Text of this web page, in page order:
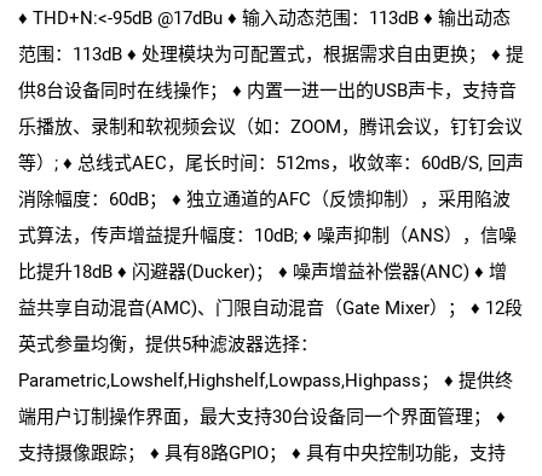
♦ THD+N:<-95dB @17dBu ♦ 输入动态范围：113dB ♦ 输出动态
范围：113dB ♦ 处理模块为可配置式，根据需求自由更换； ♦ 提
供8台设备同时在线操作； ♦ 内置一进一出的USB声卡，支持音
乐播放、录制和软视频会议（如：ZOOM，腾讯会议，钉钉会议
等）; ♦ 总线式AEC，尾长时间：512ms，收敛率：60dB/S, 回声
消除幅度：60dB； ♦ 独立通道的AFC（反馈抑制），采用陷波
式算法，传声增益提升幅度：10dB; ♦ 噪声抑制（ANS），信噪
比提升18dB ♦ 闪避器(Ducker)； ♦ 噪声增益补偿器(ANC) ♦ 增
益共享自动混音(AMC)、门限自动混音（Gate Mixer）； ♦ 12段
英式参量均衡，提供5种滤波器选择：
Parametric,Lowshelf,Highshelf,Lowpass,Highpass； ♦ 提供终
端用户订制操作界面，最大支持30台设备同一个界面管理； ♦
支持摄像跟踪； ♦ 具有8路GPIO； ♦ 具有中央控制功能，支持